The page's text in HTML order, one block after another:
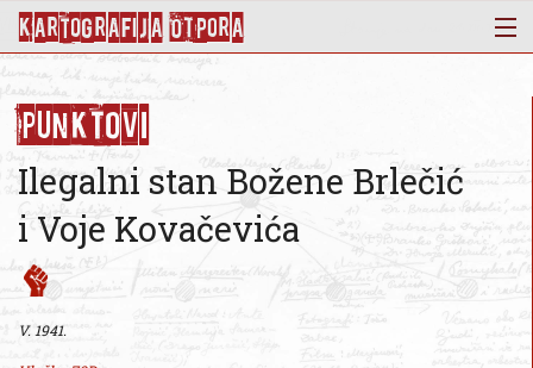
KArtoGrAFIJA OTPorA
Punktovi
Slojevi
Novosti
Publikacije
O nama
Punktovi
Ilegalni stan Božene Brlečić
i Voje Kovačevića
V. 1941.